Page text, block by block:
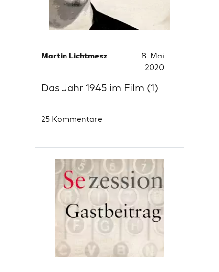
Martin Lichtmesz
8. Mai
2020
Das Jahr 1945 im Film (1)
25 Kommentare